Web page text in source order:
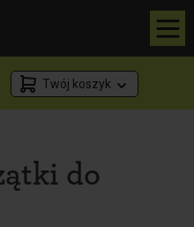
Twój koszyk
do